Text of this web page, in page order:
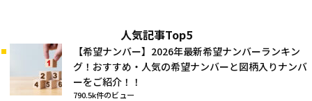
人気記事Top5
【希望ナンバー】2026年最新希望ナンバーランキン
グ！おすすめ・人気の希望ナンバーと図柄入りナンバ
ーをご紹介！！
790.5k件のビュー